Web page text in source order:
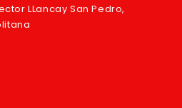
LLancay San Pedro,